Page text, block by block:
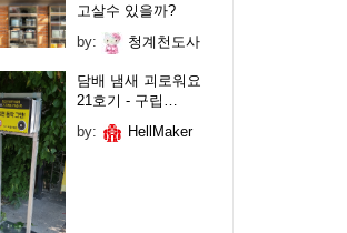
고살수 있을까?
by:
청계천도사
담배 냄새 괴로워요
21호기 - 구립…
by:
HellMaker